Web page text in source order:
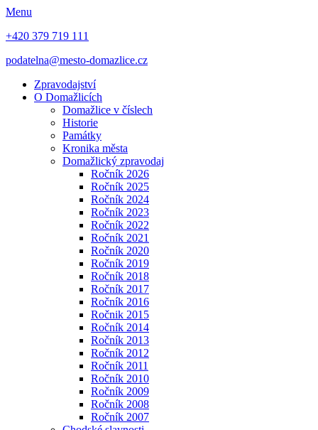
Menu
+420 379 719 111
podatelna@mesto-domazlice.cz
Zpravodajství
O Domažlicích
Domažlice v číslech
Historie
Památky
Kronika města
Domažlický zpravodaj
Ročník 2026
Ročník 2025
Ročník 2024
Ročník 2023
Ročník 2022
Ročník 2021
Ročník 2020
Ročník 2019
Ročník 2018
Ročník 2017
Ročník 2016
Ročnik 2015
Ročník 2014
Ročník 2013
Ročník 2012
Ročník 2011
Ročník 2010
Ročník 2009
Ročník 2008
Ročník 2007